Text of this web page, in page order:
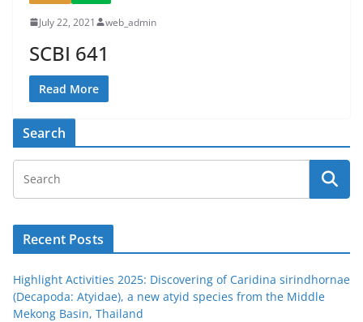
July 22, 2021 web_admin
SCBI 641
Read More
Search
Recent Posts
Highlight Activities 2025: Discovering of Caridina sirindhornae
(Decapoda: Atyidae), a new atyid species from the Middle
Mekong Basin, Thailand